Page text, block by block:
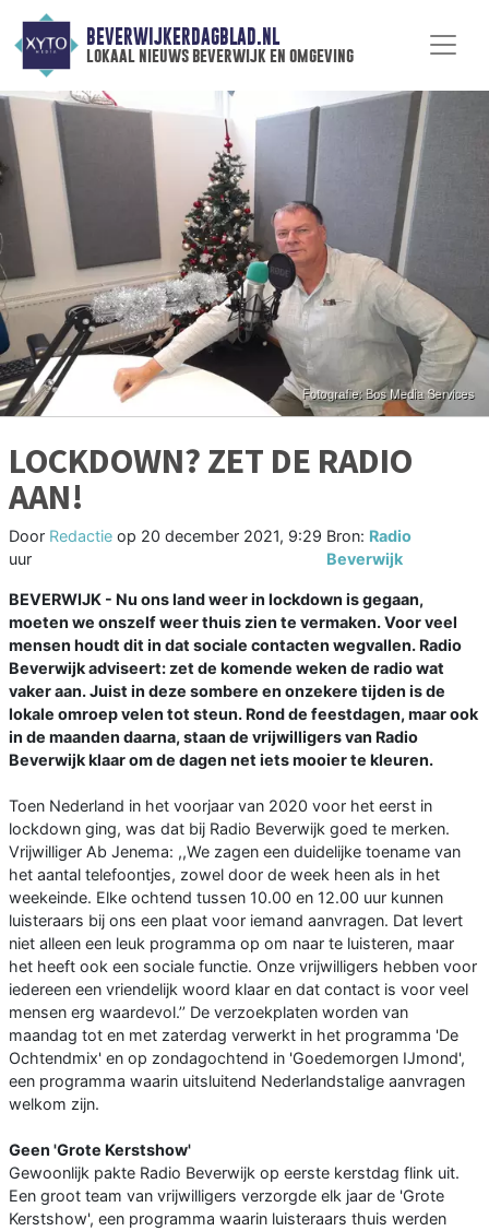
BEVERWIJKERDAGBLAD.NL
lokaal nieuws beverwijk en omgeving
LOCKDOWN? ZET DE RADIO
AAN!
Door Redactie op 20 december 2021, 9:29
uur
Bron: Radio
Beverwijk
BEVERWIJK - Nu ons land weer in lockdown is gegaan,
moeten we onszelf weer thuis zien te vermaken. Voor veel
mensen houdt dit in dat sociale contacten wegvallen. Radio
Beverwijk adviseert: zet de komende weken de radio wat
vaker aan. Juist in deze sombere en onzekere tijden is de
lokale omroep velen tot steun. Rond de feestdagen, maar ook
in de maanden daarna, staan de vrijwilligers van Radio
Beverwijk klaar om de dagen net iets mooier te kleuren.
Toen Nederland in het voorjaar van 2020 voor het eerst in
lockdown ging, was dat bij Radio Beverwijk goed te merken.
Vrijwilliger Ab Jenema: ,,We zagen een duidelijke toename van
het aantal telefoontjes, zowel door de week heen als in het
weekeinde. Elke ochtend tussen 10.00 en 12.00 uur kunnen
luisteraars bij ons een plaat voor iemand aanvragen. Dat levert
niet alleen een leuk programma op om naar te luisteren, maar
het heeft ook een sociale functie. Onze vrijwilligers hebben voor
iedereen een vriendelijk woord klaar en dat contact is voor veel
mensen erg waardevol.’’ De verzoekplaten worden van
maandag tot en met zaterdag verwerkt in het programma 'De
Ochtendmix' en op zondagochtend in 'Goedemorgen IJmond',
een programma waarin uitsluitend Nederlandstalige aanvragen
welkom zijn.
Geen 'Grote Kerstshow'
Gewoonlijk pakte Radio Beverwijk op eerste kerstdag flink uit.
Een groot team van vrijwilligers verzorgde elk jaar de 'Grote
Kerstshow', een programma waarin luisteraars thuis werden